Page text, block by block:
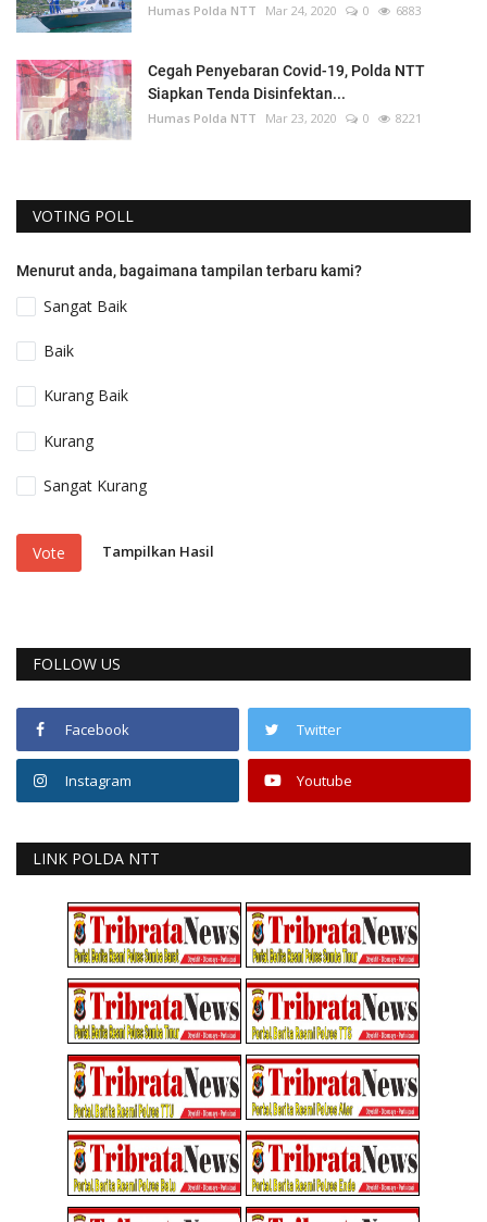
Humas Polda NTT Mar 24, 2020 0 6883
Cegah Penyebaran Covid-19, Polda NTT
Siapkan Tenda Disinfektan...
Humas Polda NTT Mar 23, 2020 0 8221
VOTING POLL
Menurut anda, bagaimana tampilan terbaru kami?
Sangat Baik
Baik
Kurang Baik
Kurang
Sangat Kurang
Vote Tampilkan Hasil
FOLLOW US
Facebook Twitter
Instagram Youtube
LINK POLDA NTT